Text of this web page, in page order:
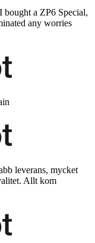
bought a ZP6 Special,
any worries
leverans, mycket
Allt kom